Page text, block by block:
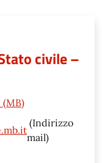
civile –
(MB)
(Indirizzo
mail)